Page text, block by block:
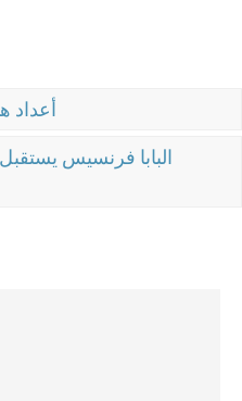
أعداد
البابا فرنسيس